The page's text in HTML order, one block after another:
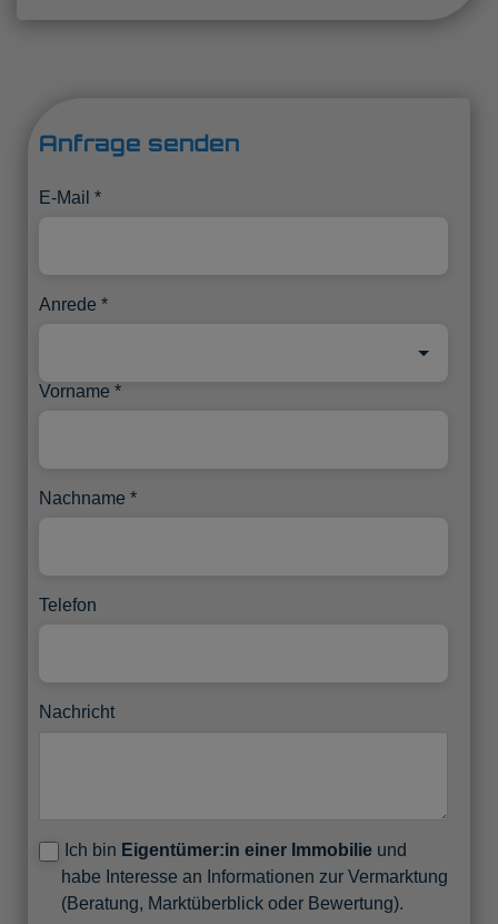
Anfrage senden
E-Mail
Anrede
Vorname
Nachname
Telefon
Nachricht
Ich bin Eigentümer:in einer Immobilie und
habe Interesse an Informationen zur Vermarktung
(Beratung, Marktüberblick oder Bewertung).